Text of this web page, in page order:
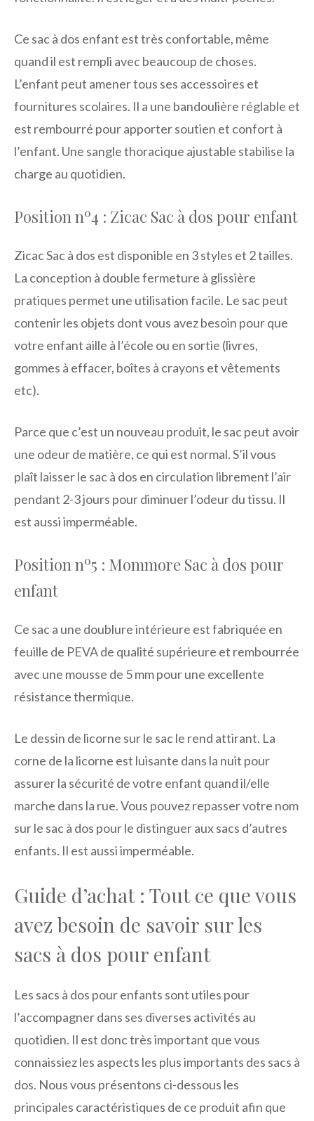
Ce sac à dos enfant est très confortable, même
quand il est rempli avec beaucoup de choses.
L’enfant peut amener tous ses accessoires et
fournitures scolaires. Il a une bandoulière réglable et
est rembourré pour apporter soutien et confort à
l’enfant. Une sangle thoracique ajustable stabilise la
charge au quotidien.
Position nº4 : Zicac Sac à dos pour enfant
Zicac Sac à dos est disponible en 3 styles et 2 tailles.
La conception à double fermeture à glissière
pratiques permet une utilisation facile. Le sac peut
contenir les objets dont vous avez besoin pour que
votre enfant aille à l’école ou en sortie (livres,
gommes à effacer, boîtes à crayons et vêtements
etc).
Parce que c’est un nouveau produit, le sac peut avoir
une odeur de matière, ce qui est normal. S’il vous
plaît laisser le sac à dos en circulation librement l’air
pendant 2-3 jours pour diminuer l’odeur du tissu. Il
est aussi imperméable.
Position nº5 : Mommore Sac à dos pour
enfant
Ce sac a une doublure intérieure est fabriquée en
feuille de PEVA de qualité supérieure et rembourrée
avec une mousse de 5 mm pour une excellente
résistance thermique.
Le dessin de licorne sur le sac le rend attirant. La
corne de la licorne est luisante dans la nuit pour
assurer la sécurité de votre enfant quand il/elle
marche dans la rue. Vous pouvez repasser votre nom
sur le sac à dos pour le distinguer aux sacs d’autres
enfants. Il est aussi imperméable.
Guide d’achat : Tout ce que vous
avez besoin de savoir sur les
sacs à dos pour enfant
Les sacs à dos pour enfants sont utiles pour
l’accompagner dans ses diverses activités au
quotidien. Il est donc très important que vous
connaissiez les aspects les plus importants des sacs à
dos. Nous vous présentons ci-dessous les
principales caractéristiques de ce produit afin que